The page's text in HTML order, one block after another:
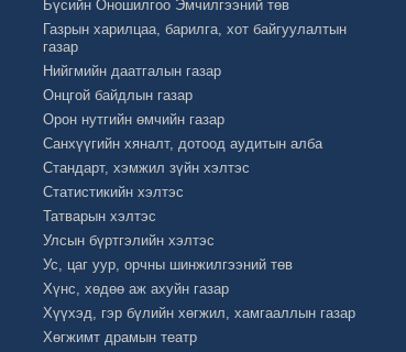
Бүсийн Оношилгоо Эмчилгээний төв
Газрын харилцаа, барилга, хот байгуулалтын
газар
Нийгмийн даатгалын газар
Онцгой байдлын газар
Орон нутгийн өмчийн газар
Санхүүгийн хяналт, дотоод аудитын алба
Стандарт, хэмжил зүйн хэлтэс
Статистикийн хэлтэс
Татварын хэлтэс
Улсын бүртгэлийн хэлтэс
Ус, цаг уур, орчны шинжилгээний төв
Хүнс, хөдөө аж ахуйн газар
Хүүхэд, гэр бүлийн хөгжил, хамгааллын газар
Хөгжимт драмын театр